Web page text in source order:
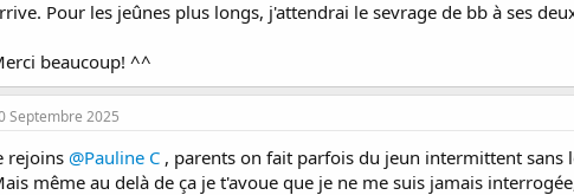
Pour les jeûnes plus longs, j'attendrai le sevrage de bb à ses
beaucoup! ^^
Septembre 2025
rejoins @Pauline C , parents on fait parfois du jeun intermittent sans
même au delà de ça je t'avoue que je ne me suis jamais